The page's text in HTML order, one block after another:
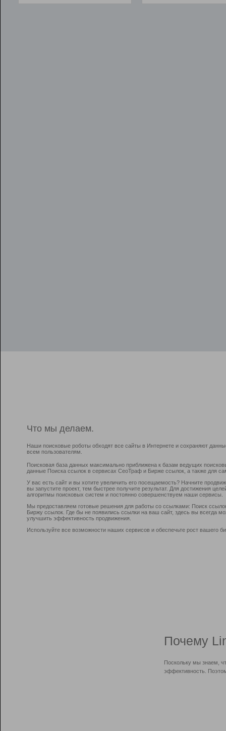
Что мы делаем.
Наши поисковые роботы обходят все сайты в Интернете и сохраняют
всем пользователям.
Поисковая база данных максимально приближена к базам ведущих
данные Поиска ссылок в сервисах СеоТраф и Бирже ссылок, а также для
У вас есть сайт и вы хотите увеличить его посещаемость? Начните
вы запустите проект, тем быстрее получите результат. Для достижения
алгоритмы поисковых систем и постоянно совершенствуем наши сервисы.
Мы предоставляем готовые решения для работы со ссылками: Поиск
Биржу ссылок. Где бы не появились ссылки на ваш сайт, здесь вы всегда
улучшить эффективность продвижения.
Используйте все возможности наших сервисов и обеспечьте рост вашего
Почему
Поскольку мы знаем,
эффективность.